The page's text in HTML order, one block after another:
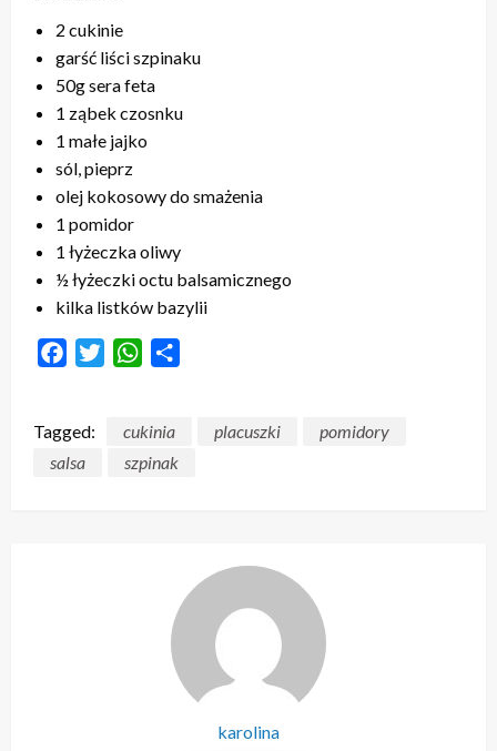
2 cukinie
garść liści szpinaku
50g sera feta
1 ząbek czosnku
1 małe jajko
sól, pieprz
olej kokosowy do smażenia
1 pomidor
1 łyżeczka oliwy
½ łyżeczki octu balsamicznego
kilka listków bazylii
FacebookTwitterWhatsApp
Tagged: cukinia placuszki
pomidory
salsa
szpinak
karolina